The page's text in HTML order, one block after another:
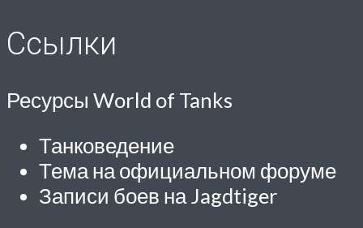
Ссылки
Ресурсы World of Tanks
Танковедение
Тема на официальном форуме
Записи боев на Jagdtiger